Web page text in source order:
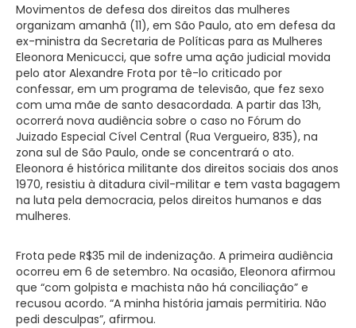
Movimentos de defesa dos direitos das mulheres
organizam amanhã (11), em São Paulo, ato em defesa da
ex-ministra da Secretaria de Políticas para as Mulheres
Eleonora Menicucci, que sofre uma ação judicial movida
pelo ator Alexandre Frota por tê-lo criticado por
confessar, em um programa de televisão, que fez sexo
com uma mãe de santo desacordada. A partir das 13h,
ocorrerá nova audiência sobre o caso no Fórum do
Juizado Especial Cível Central (Rua Vergueiro, 835), na
zona sul de São Paulo, onde se concentrará o ato.
Eleonora é histórica militante dos direitos sociais dos anos
1970, resistiu à ditadura civil-militar e tem vasta bagagem
na luta pela democracia, pelos direitos humanos e das
mulheres.
Frota pede R$35 mil de indenização. A primeira audiência
ocorreu em 6 de setembro. Na ocasião, Eleonora afirmou
que “com golpista e machista não há conciliação” e
recusou acordo. “A minha história jamais permitiria. Não
pedi desculpas”, afirmou.